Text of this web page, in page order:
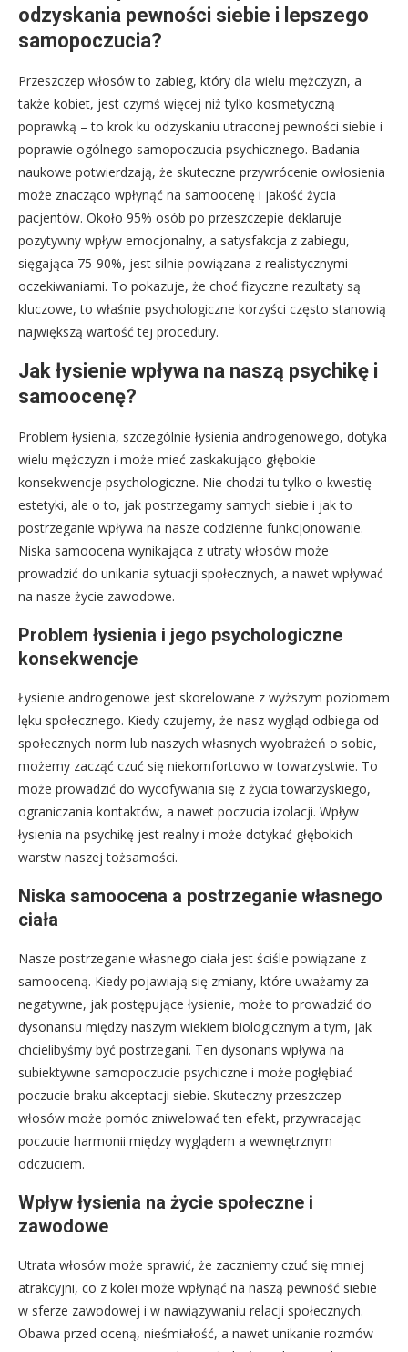
odzyskania pewności siebie i lepszego
samopoczucia?
Przeszczep włosów to zabieg, który dla wielu mężczyzn, a
także kobiet, jest czymś więcej niż tylko kosmetyczną
poprawką – to krok ku odzyskaniu utraconej pewności siebie i
poprawie ogólnego samopoczucia psychicznego. Badania
naukowe potwierdzają, że skuteczne przywrócenie owłosienia
może znacząco wpłynąć na samoocenę i jakość życia
pacjentów. Około 95% osób po przeszczepie deklaruje
pozytywny wpływ emocjonalny, a satysfakcja z zabiegu,
sięgająca 75-90%, jest silnie powiązana z realistycznymi
oczekiwaniami. To pokazuje, że choć fizyczne rezultaty są
kluczowe, to właśnie psychologiczne korzyści często stanowią
największą wartość tej procedury.
Jak łysienie wpływa na naszą psychikę i
samoocenę?
Problem łysienia, szczególnie łysienia androgenowego, dotyka
wielu mężczyzn i może mieć zaskakująco głębokie
konsekwencje psychologiczne. Nie chodzi tu tylko o kwestię
estetyki, ale o to, jak postrzegamy samych siebie i jak to
postrzeganie wpływa na nasze codzienne funkcjonowanie.
Niska samoocena wynikająca z utraty włosów może
prowadzić do unikania sytuacji społecznych, a nawet wpływać
na nasze życie zawodowe.
Problem łysienia i jego psychologiczne
konsekwencje
Łysienie androgenowe jest skorelowane z wyższym poziomem
lęku społecznego. Kiedy czujemy, że nasz wygląd odbiega od
społecznych norm lub naszych własnych wyobrażeń o sobie,
możemy zacząć czuć się niekomfortowo w towarzystwie. To
może prowadzić do wycofywania się z życia towarzyskiego,
ograniczania kontaktów, a nawet poczucia izolacji. Wpływ
łysienia na psychikę jest realny i może dotykać głębokich
warstw naszej tożsamości.
Niska samoocena a postrzeganie własnego
ciała
Nasze postrzeganie własnego ciała jest ściśle powiązane z
samooceną. Kiedy pojawiają się zmiany, które uważamy za
negatywne, jak postępujące łysienie, może to prowadzić do
dysonansu między naszym wiekiem biologicznym a tym, jak
chcielibyśmy być postrzegani. Ten dysonans wpływa na
subiektywne samopoczucie psychiczne i może pogłębiać
poczucie braku akceptacji siebie. Skuteczny przeszczep
włosów może pomóc zniwelować ten efekt, przywracając
poczucie harmonii między wyglądem a wewnętrznym
odczuciem.
Wpływ łysienia na życie społeczne i
zawodowe
Utrata włosów może sprawić, że zaczniemy czuć się mniej
atrakcyjni, co z kolei może wpłynąć na naszą pewność siebie
w sferze zawodowej i w nawiązywaniu relacji społecznych.
Obawa przed oceną, nieśmiałość, a nawet unikanie rozmów